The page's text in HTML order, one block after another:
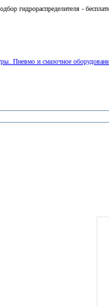
гидрораспределителя -
Пневмо и смазочное